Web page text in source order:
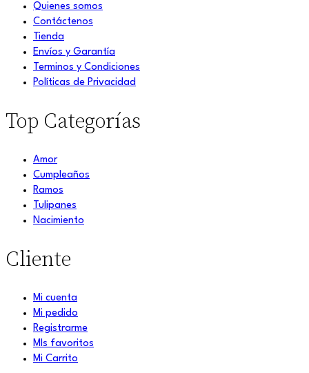
Quienes somos
Contáctenos
Tienda
Envíos y Garantía
Terminos y Condiciones
Políticas de Privacidad
Top Categorías
Amor
Cumpleaños
Ramos
Tulipanes
Nacimiento
Cliente
Mi cuenta
Mi pedido
Registrarme
MIs favoritos
Mi Carrito